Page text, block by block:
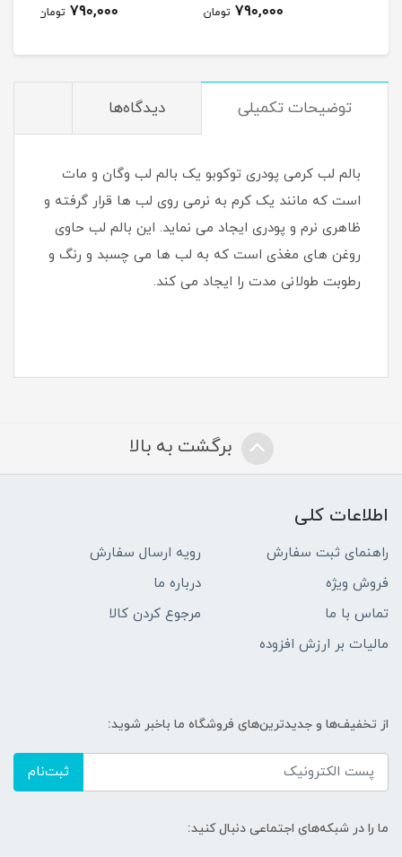
790,000 تومان 790,000 تومان
توضیحات تکمیلی دیدگاه‌ها
بالم لب کرمی پودری توکوبو یک بالم لب وگان و مات
است که مانند یک کرم به نرمی روی لب ها قرار گرفته و
ظاهری نرم و پودری ایجاد می نماید. این بالم لب حاوی
روغن های مغذی است که به لب ها می چسبد و رنگ و
رطوبت طولانی مدت را ایجاد می کند.
برگشت به بالا
اطلاعات کلی
راهنمای ثبت سفارش
رویه ارسال سفارش
فروش ویژه
درباره ما
تماس با ما
مرجوع کردن کالا
مالیات بر ارزش افزوده
از تخفیف‌ها و جدیدترین‌های فروشگاه ما باخبر شوید:
ثبت‌نام
ما را در شبکه‌های اجتماعی دنبال کنید: